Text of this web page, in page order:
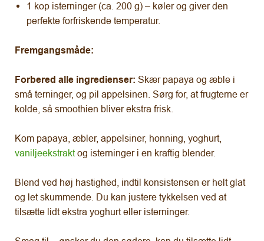
1 kop isterninger (ca. 200 g) – køler og giver den
perfekte forfriskende temperatur.
Fremgangsmåde:
Forbered alle ingredienser: Skær papaya og æble i
små terninger, og pil appelsinen. Sørg for, at frugterne er
kolde, så smoothien bliver ekstra frisk.
Kom papaya, æbler, appelsiner, honning, yoghurt,
vaniljeekstraktog isterninger i en kraftig blender.
Blend ved høj hastighed, indtil konsistensen er helt glat
og let skummende. Du kan justere tykkelsen ved at
tilsætte lidt ekstra yoghurt eller isterninger.